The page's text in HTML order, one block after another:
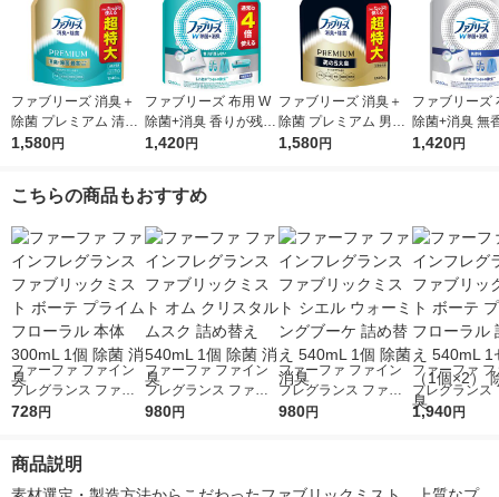
ファブリーズ 消臭＋
除菌 プレミアム 清潔
なランドリーの香り
同会社
1,580円
ファブリーズ 布用 W
除菌+消臭 香りが残ら
ない 詰め替え 特大 12
1,420円
ファブリーズ 消臭＋
除菌 プレミアム 男の
5大臭クールアクア 詰
1,580円
ファブリーズ
除菌+消臭 無
ルコール成分
1,420円
こちらの商品もおすすめ
ファーファ ファイン
フレグランス ファブ
リックミスト ボーテ
消臭
728円
ファーファ ファイン
フレグランス ファブ
リックミスト オム ク
980円
ファーファ ファイン
フレグランス ファブ
リックミスト シエル
980円
ファーファ
フレグランス
リックミスト
消臭
1,940円
商品説明